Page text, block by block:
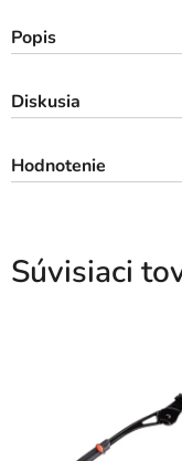
Popis
Diskusia
Hodnotenie
Súvisiaci